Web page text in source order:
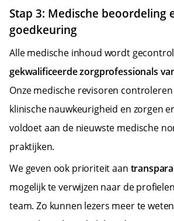
Stap 3: Medische beoordeling
goedkeuring
Alle medische inhoud wordt
gekwalificeerde zorgprofessionals
Onze medische revisoren
klinische nauwkeurigheid en zorgen
voldoet aan de nieuwste medische
praktijken.
We geven ook prioriteit aan
mogelijk te verwijzen naar de
team. Zo kunnen lezers meer te